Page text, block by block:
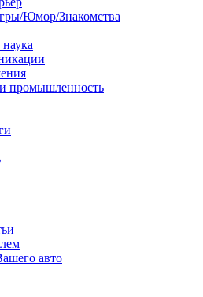
Юмор/Знакомства
промышленность
авто